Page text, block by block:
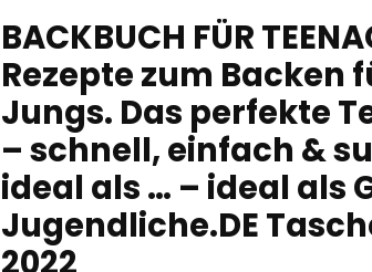
BACKBUCH FÜR
Rezepte zum Backen
Jungs. Das perfekte
– schnell, einfach &
ideal als … – ideal als
Jugendliche.DE
2022